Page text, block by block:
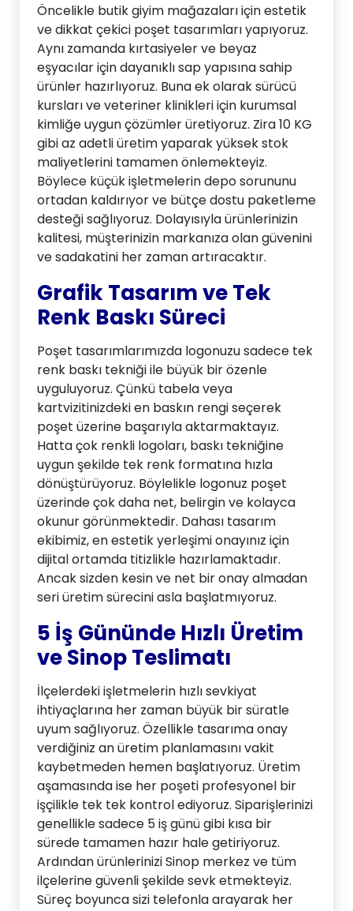
Öncelikle butik giyim mağazaları için estetik
ve dikkat çekici poşet tasarımları yapıyoruz.
Aynı zamanda kırtasiyeler ve beyaz
eşyacılar için dayanıklı sap yapısına sahip
ürünler hazırlıyoruz. Buna ek olarak sürücü
kursları ve veteriner klinikleri için kurumsal
kimliğe uygun çözümler üretiyoruz. Zira 10 KG
gibi az adetli üretim yaparak yüksek stok
maliyetlerini tamamen önlemekteyiz.
Böylece küçük işletmelerin depo sorununu
ortadan kaldırıyor ve bütçe dostu paketleme
desteği sağlıyoruz. Dolayısıyla ürünlerinizin
kalitesi, müşterinizin markanıza olan güvenini
ve sadakatini her zaman artıracaktır.
Grafik Tasarım ve Tek
Renk Baskı Süreci
Poşet tasarımlarımızda logonuzu sadece tek
renk baskı tekniği ile büyük bir özenle
uyguluyoruz. Çünkü tabela veya
kartvizitinizdeki en baskın rengi seçerek
poşet üzerine başarıyla aktarmaktayız.
Hatta çok renkli logoları, baskı tekniğine
uygun şekilde tek renk formatına hızla
dönüştürüyoruz. Böylelikle logonuz poşet
üzerinde çok daha net, belirgin ve kolayca
okunur görünmektedir. Dahası tasarım
ekibimiz, en estetik yerleşimi onayınız için
dijital ortamda titizlikle hazırlamaktadır.
Ancak sizden kesin ve net bir onay almadan
seri üretim sürecini asla başlatmıyoruz.
5 İş Gününde Hızlı Üretim
ve Sinop Teslimatı
İlçelerdeki işletmelerin hızlı sevkiyat
ihtiyaçlarına her zaman büyük bir süratle
uyum sağlıyoruz. Özellikle tasarıma onay
verdiğiniz an üretim planlamasını vakit
kaybetmeden hemen başlatıyoruz. Üretim
aşamasında ise her poşeti profesyonel bir
işçilikle tek tek kontrol ediyoruz. Siparişlerinizi
genellikle sadece 5 iş günü gibi kısa bir
sürede tamamen hazır hale getiriyoruz.
Ardından ürünlerinizi Sinop merkez ve tüm
ilçelerine güvenli şekilde sevk etmekteyiz.
Süreç boyunca sizi telefonla arayarak her